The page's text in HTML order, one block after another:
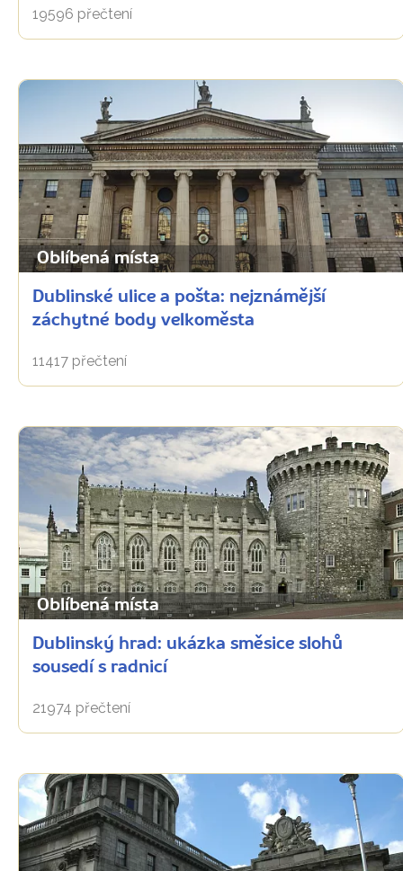
19596 přečtení
Oblíbená místa
Dublinské ulice a pošta: nejznámější
záchytné body velkoměsta
11417 přečtení
Oblíbená místa
Dublinský hrad: ukázka směsice slohů
sousedí s radnicí
21974 přečtení